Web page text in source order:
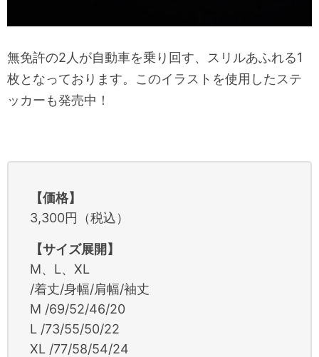
無免許の2人が自動車を乗り回す、スリルあふれる1
枚となっております。このイラストを使用したステ
ッカーも発売中！
【価格】
3,300円（税込）
【サイズ展開】
M、L、XL
/着丈/身幅/肩幅/袖丈
M /69/52/46/20
L /73/55/50/22
XL /77/58/54/24